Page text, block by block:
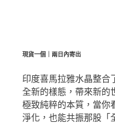
現貨一個｜兩日內寄出
印度喜馬拉雅水晶整合
全新的樣態，帶來新的
極致純粹的本質，當你
淨化，也能共振那股「